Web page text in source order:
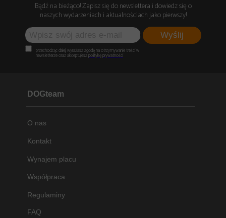
przechodząc dalej, wyrażasz zgodę na otrzymywanie treści w
newsletterze oraz akceptujeszpolitykę prywatności
Wyślij
Bądź na bieżąco! Zapisz się do newslettera i dowiedz się o
naszych wydarzeniach i aktualnościach jako pierwszy!
Regulaminy
Wynajem placu
Kontakt
O nas
DOGteam
Współpraca
FAQ